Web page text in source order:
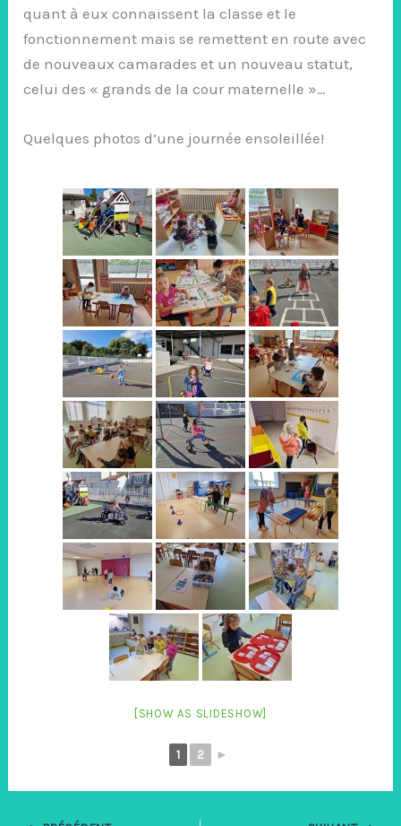
quant à eux connaissent la classe et le
fonctionnement mais se remettent en route avec
de nouveaux camarades et un nouveau statut,
celui des « grands de la cour maternelle »…
Quelques photos d’une journée ensoleillée!
[SHOW AS SLIDESHOW]
1 2 ►